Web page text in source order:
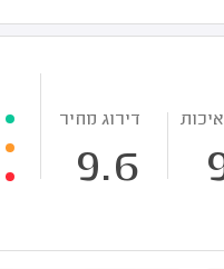
דירוג מחיר
9.6